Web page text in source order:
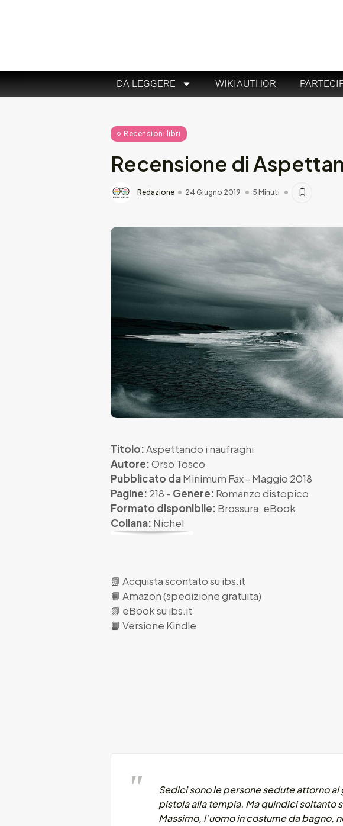
DA LEGGERE WIKIAUTHOR
Recensioni libri
Recensione di
Redazione 24 Giugno 2019 5 Minuti
Titolo:Aspettando i naufraghi
Autore:Orso Tosco
Pubblicato daMinimum Fax- Maggio 2018
Pagine: 218 - Genere: Romanzo distopico
Formato disponibile: Brossura, eBook
Collana: Nichel
📗 Acquista scontato su ibs.it
📙 Amazon (spedizione gratuita)
📗 eBook su ibs.it
📙 Versione Kindle
Sedici sono le persone sedute attorno
pistola alla tempia. Ma quindici soltanto
Massimo, l’uomo in costume da bagno,